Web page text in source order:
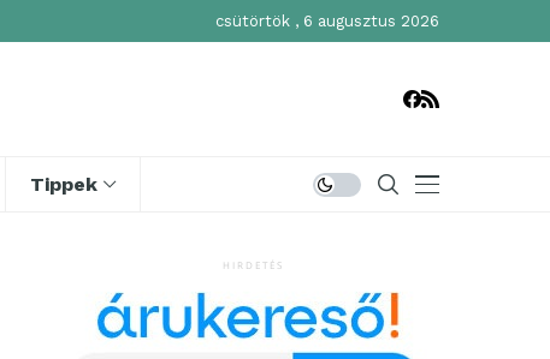
csütörtök , 6 augusztus 2026
Tippek
HIRDETÉS